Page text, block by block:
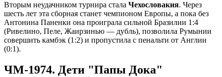
Вторым неудачником турнира стала Чехословакия. Через
шесть лет эта сборная станет чемпионом Европы, а пока без
Антонина Паненки она проиграла сильной Бразилии 1:4
(Ривелино, Пеле, Жаирзинью — дубль), позволила Румынии
совершить камбэк (1:2) и пропустила с пенальти от Англии
(0:1).
ЧМ-1974. Дети "Папы Дока"